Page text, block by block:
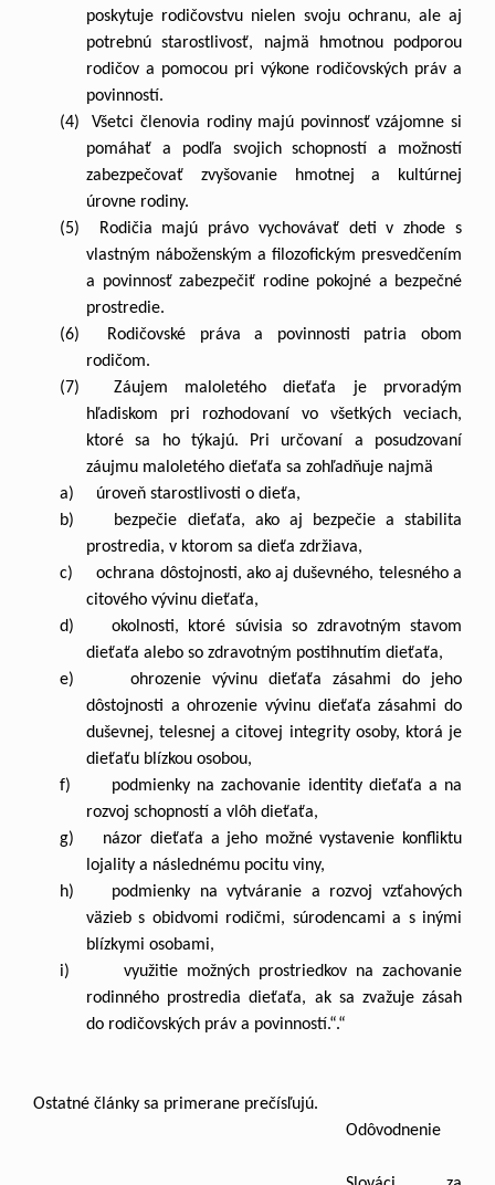
poskytuje rodičovstvu nielen svoju ochranu, ale aj
potrebnú starostlivosť, najmä hmotnou podporou
rodičov a pomocou pri výkone rodičovských práv a
povinností.
(4) Všetci členovia rodiny majú povinnosť vzájomne si
pomáhať a podľa svojich schopností a možností
zabezpečovať zvyšovanie hmotnej a kultúrnej
úrovne rodiny.
(5) Rodičia majú právo vychovávať deti v zhode s
vlastným náboženským a filozofickým presvedčením
a povinnosť zabezpečiť rodine pokojné a bezpečné
prostredie.
(6) Rodičovské práva a povinnosti patria obom
rodičom.
(7) Záujem maloletého dieťaťa je prvoradým
hľadiskom pri rozhodovaní vo všetkých veciach,
ktoré sa ho týkajú. Pri určovaní a posudzovaní
záujmu maloletého dieťaťa sa zohľadňuje najmä
a) úroveň starostlivosti o dieťa,
b) bezpečie dieťaťa, ako aj bezpečie a stabilita
prostredia, v ktorom sa dieťa zdržiava,
c) ochrana dôstojnosti, ako aj duševného, telesného a
citového vývinu dieťaťa,
d) okolnosti, ktoré súvisia so zdravotným stavom
dieťaťa alebo so zdravotným postihnutím dieťaťa,
e) ohrozenie vývinu dieťaťa zásahmi do jeho
dôstojnosti a ohrozenie vývinu dieťaťa zásahmi do
duševnej, telesnej a citovej integrity osoby, ktorá je
dieťaťu blízkou osobou,
f) podmienky na zachovanie identity dieťaťa a na
rozvoj schopností a vlôh dieťaťa,
g) názor dieťaťa a jeho možné vystavenie konfliktu
lojality a následnému pocitu viny,
h) podmienky na vytváranie a rozvoj vzťahových
väzieb s obidvomi rodičmi, súrodencami a s inými
blízkymi osobami,
i) využitie možných prostriedkov na zachovanie
rodinného prostredia dieťaťa, ak sa zvažuje zásah
do rodičovských práv a povinností.“.“
Ostatné články sa primerane prečísľujú.
Odôvodnenie